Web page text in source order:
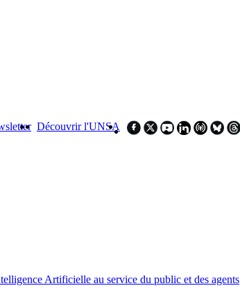
Découvrir l'UNSA
Artificielle au service du public et des agents